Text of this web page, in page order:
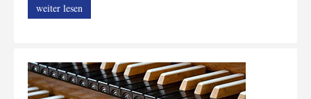
weiter lesen